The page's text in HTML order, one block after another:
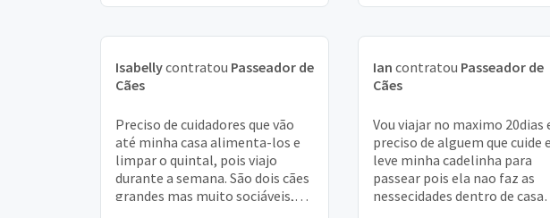
Isabellycontratou Passeador de
Cães
Preciso de cuidadores que vão
até minha casa alimenta-los e
limpar o quintal, pois viajo
durante a semana. São dois cães
grandes mas muito sociáveis,
Ian contratou Passeador de
Cães
Vou viajar no maximo 20dias
preciso de alguem que cuide e
leve minha cadelinha para
passear pois ela nao faz as
nessecidades dentro de casa